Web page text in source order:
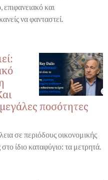
και
να φανταστεί.
ποσότητες
σε περιόδους οικονομικής
ίδιο καταφύγιο: τα μετρητά.